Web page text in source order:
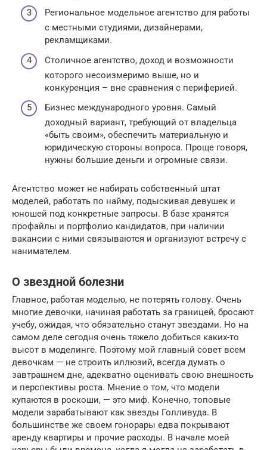
Региональное модельное агентство для работы
с местными студиями, дизайнерами,
рекламщиками.
Столичное агентство, доход и возможности
которого несоизмеримо выше, но и
конкуренция – вне сравнения с периферией.
Бизнес международного уровня. Самый
доходный вариант, требующий от владельца
«быть своим», обеспечить материальную и
юридическую стороны вопроса. Проще говоря,
нужны большие деньги и огромные связи.
Агентство может не набирать собственный штат
моделей, работать по найму, подыскивая девушек и
юношей под конкретные запросы. В базе хранятся
профайлы и портфолио кандидатов, при наличии
вакансии с ними связываются и организуют встречу с
нанимателем.
О звездной болезни
Главное, работая моделью, не потерять голову. Очень
многие девочки, начиная работать за границей, бросают
учебу, ожидая, что обязательно станут звездами. Но на
самом деле сегодня очень тяжело добиться каких-то
высот в моделинге. Поэтому мой главный совет всем
девочкам — не строить иллюзий, всегда думать о
завтрашнем дне, адекватно оценивать свою внешность
и перспективы роста. Мнение о том, что модели
купаются в роскоши, — это миф. Конечно, топовые
модели зарабатывают как звезды Голливуда. В
большинстве же своем гонорары едва покрывают
аренду квартиры и прочие расходы. В начале моей